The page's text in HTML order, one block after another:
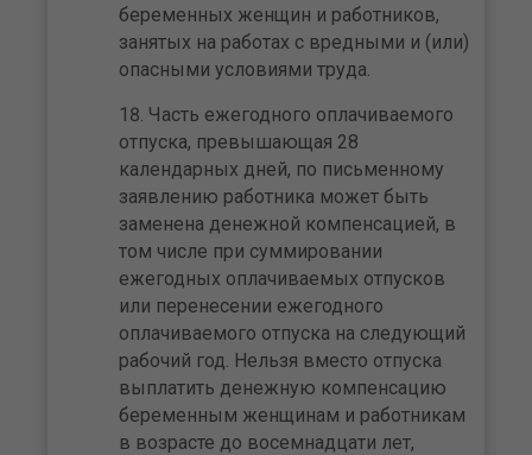
беременных женщин и работников,
занятых на работах с вредными и (или)
опасными условиями труда.
Часть ежегодного оплачиваемого
отпуска, превышающая 28
календарных дней, по письменному
заявлению работника может быть
заменена денежной компенсацией, в
том числе при суммировании
ежегодных оплачиваемых отпусков
или перенесении ежегодного
оплачиваемого отпуска на следующий
рабочий год. Нельзя вместо отпуска
выплатить денежную компенсацию
беременным женщинам и работникам
в возрасте до восемнадцати лет,